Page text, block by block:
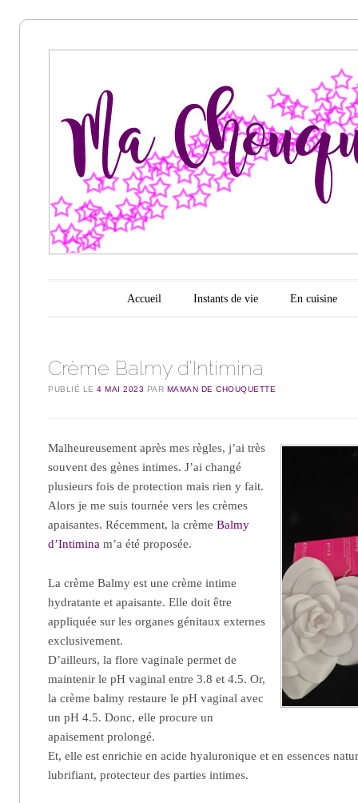
Ma
chouquette
d'amour
Menu principal
Aller au contenu
Accueil Instants de vie En cuisine
Crème Balmy d’Intimina
PUBLIÉ LE4 MAI 2023 PAR MAMAN DE CHOUQUETTE
Malheureusement après mes règles, j’ai très
souvent des gènes intimes. J’ai changé
plusieurs fois de protection mais rien y fait.
Alors je me suis tournée vers les crèmes
apaisantes. Récemment, la crèmeBalmy
d’Intimina m’a été proposée.
La crème Balmy est une crème intime
hydratante et apaisante. Elle doit être
appliquée sur les organes génitaux externes
exclusivement.
D’ailleurs, la flore vaginale permet de
maintenir le pH vaginal entre 3.8 et 4.5. Or,
la crème balmy restaure le pH vaginal avec
un pH 4.5. Donc, elle procure un
apaisement prolongé.
Et, elle est enrichie en acide hyaluronique et en essences
lubrifiant, protecteur des parties intimes.